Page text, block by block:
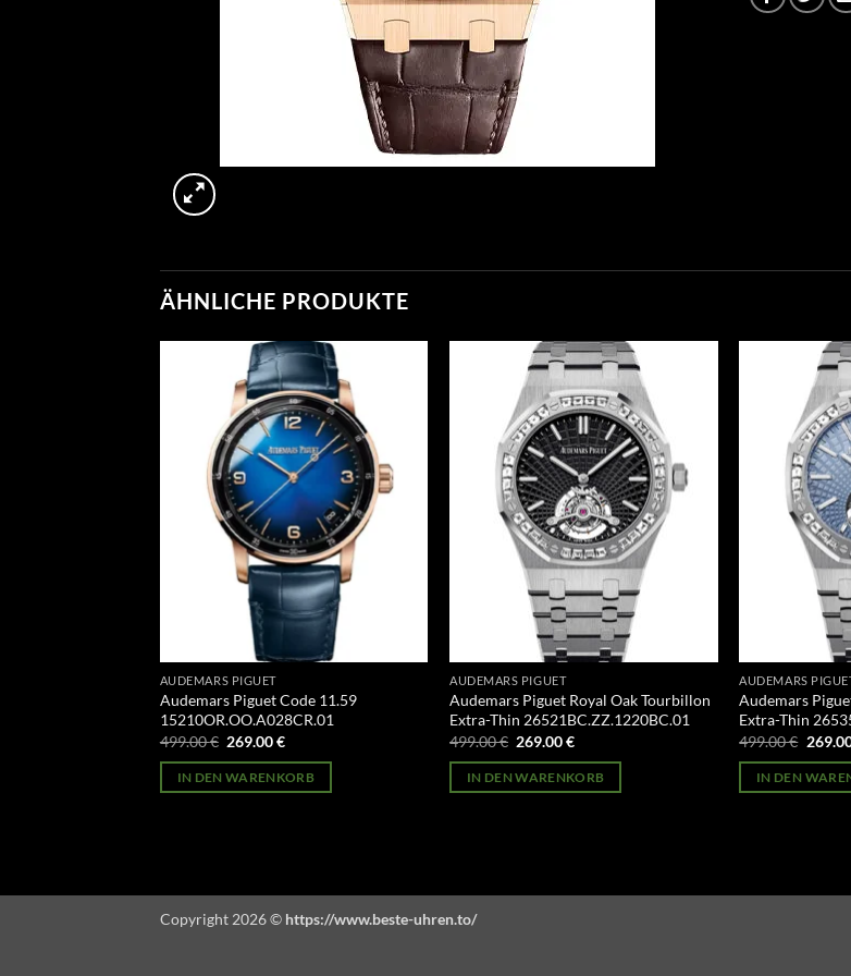
ÄHNLICHE PRODUKTE
AUDEMARS PIGUET
Audemars Piguet Code 11.59
15210OR.OO.A028CR.01
499.00€ Ursprünglicher
war:
499.00 €
269.00€Aktueller
ist:
269.00 €.
IN DEN WARENKORB
AUDEMARS PIGUET
Audemars Piguet Royal Oak Tourbillon
Extra-Thin 26521BC.ZZ.1220BC.01
499.00€ Ursprünglicher
war:
499.00 €
269.00€Aktueller
ist:
269.00 €.
IN DEN WARENKORB
AUDEMARS
Audemars
Extra-Thin
499.00€
war:
IN DEN
Copyright 2026 © https://www.beste-uhren.to/